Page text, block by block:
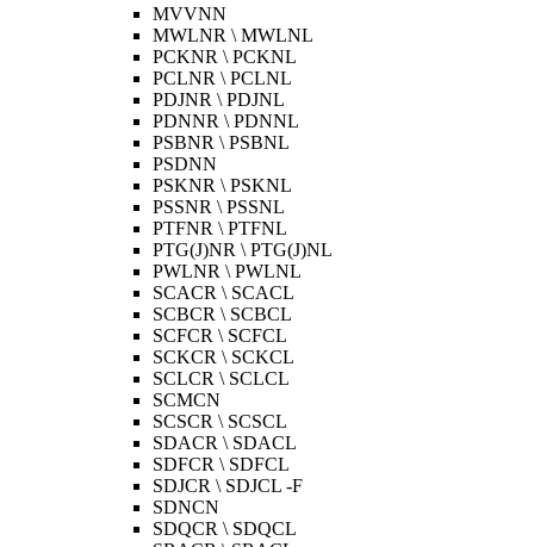
MVVNN
MWLNR \ MWLNL
PCKNR \ PCKNL
PCLNR \ PCLNL
PDJNR \ PDJNL
PDNNR \ PDNNL
PSBNR \ PSBNL
PSDNN
PSKNR \ PSKNL
PSSNR \ PSSNL
PTFNR \ PTFNL
PTG(J)NR \ PTG(J)NL
PWLNR \ PWLNL
SCACR \ SCACL
SCBCR \ SCBCL
SCFCR \ SCFCL
SCKCR \ SCKCL
SCLCR \ SCLCL
SCMCN
SCSCR \ SCSCL
SDACR \ SDACL
SDFCR \ SDFCL
SDJCR \ SDJCL -F
SDNCN
SDQCR \ SDQCL